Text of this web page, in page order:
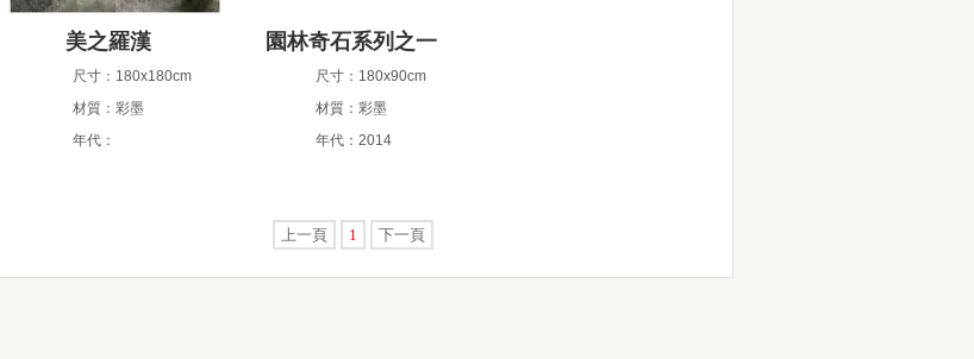
美之羅漢
尺寸：180x180cm
材質：彩墨
年代：
園林奇石系列之一
尺寸：180x90cm
材質：彩墨
年代：2014
上一頁 1 下一頁